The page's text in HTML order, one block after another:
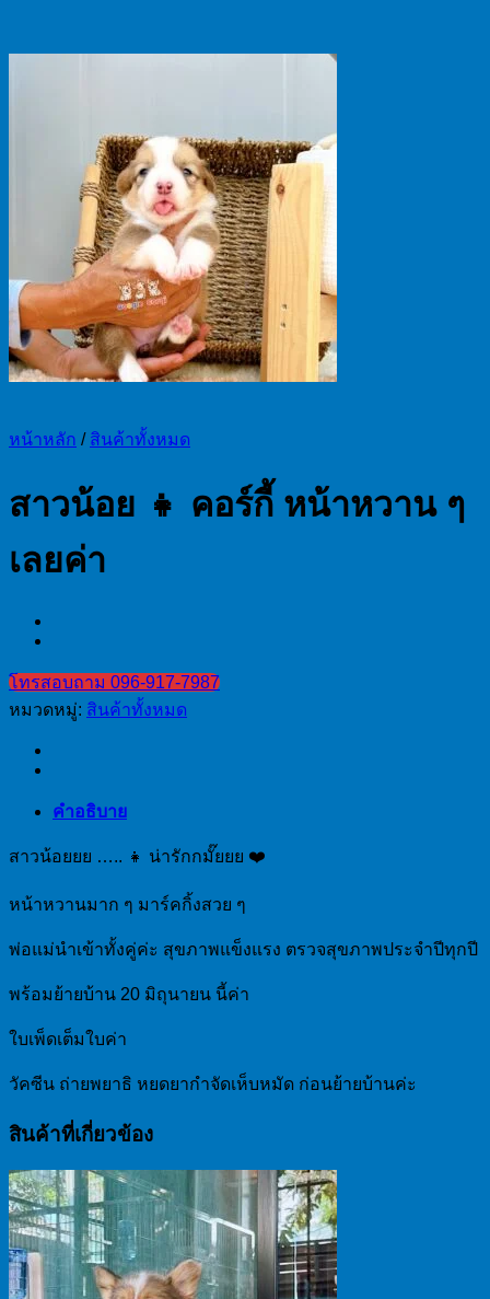
หน้าหลัก / สินค้าทั้งหมด
สาวน้อย 👧 คอร์กี้ หน้าหวาน ๆ
เลยค่า
โทรสอบถาม 096-917-7987
หมวดหมู่: สินค้าทั้งหมด
คำอธิบาย
สาวน้อยยย ….. 👧 น่ารักกมั๊ยยย ❤️
หน้าหวานมาก ๆ มาร์คกิ้งสวย ๆ
พ่อแม่นำเข้าทั้งคู่ค่ะ สุขภาพแข็งแรง ตรวจสุขภาพประจำปีทุกปี
พร้อมย้ายบ้าน 20 มิถุนายน นี้ค่า
ใบเพ็ดเต็มใบค่า
วัคซีน ถ่ายพยาธิ หยดยากำจัดเห็บหมัด ก่อนย้ายบ้านค่ะ
สินค้าที่เกี่ยวข้อง